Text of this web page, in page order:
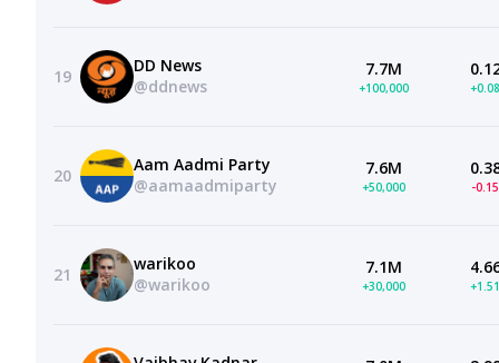
19
DD News
@ddnews
7.7M
+100,000
20
Aam Aadmi Party
@aamaadmiparty
7.6M
+50,000 -
21
warikoo
@warikoo
7.1M
+30,000